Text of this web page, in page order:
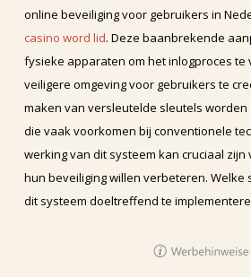
online beveiliging voor gebruikers in
casino word lid. Deze baanbrekende
fysieke apparaten om het inlogproces te
veiligere omgeving voor gebruikers te
maken van versleutelde sleutels
die vaak voorkomen bij conventionele
werking van dit systeem kan cruciaal
hun beveiliging willen verbeteren. Welke
dit systeem doeltreffend te